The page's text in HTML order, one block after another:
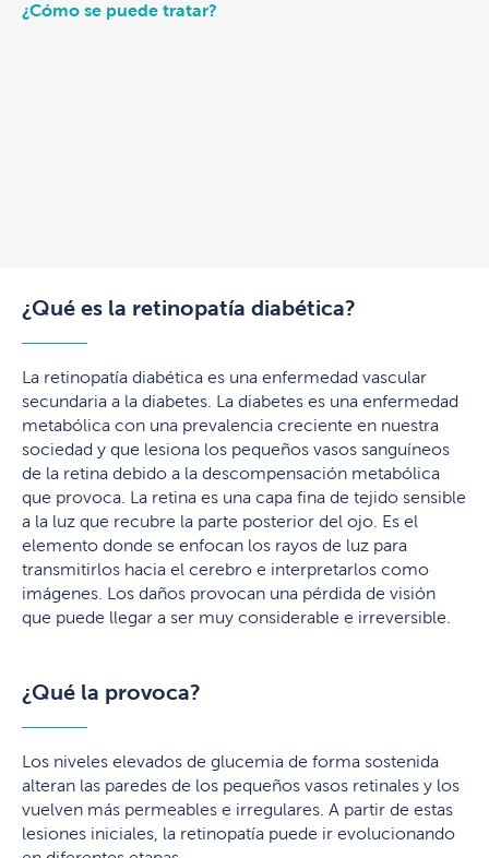
¿Cómo se puede tratar?
¿Qué es la retinopatía diabética?
La retinopatía diabética es una enfermedad vascular
secundaria a la diabetes. La diabetes es una enfermedad
metabólica con una prevalencia creciente en nuestra
sociedad y que lesiona los pequeños vasos sanguíneos
de la retina debido a la descompensación metabólica
que provoca. La retina es una capa fina de tejido sensible
a la luz que recubre la parte posterior del ojo. Es el
elemento donde se enfocan los rayos de luz para
transmitirlos hacia el cerebro e interpretarlos como
imágenes. Los daños provocan una pérdida de visión
que puede llegar a ser muy considerable e irreversible.
¿Qué la provoca?
Los niveles elevados de glucemia de forma sostenida
alteran las paredes de los pequeños vasos retinales y los
vuelven más permeables e irregulares. A partir de estas
lesiones iniciales, la retinopatía puede ir evolucionando